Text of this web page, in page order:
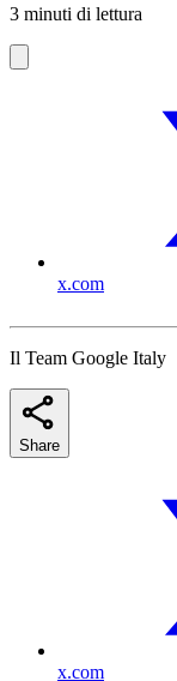
3 minuti di lettura
x.com
Il Team Google Italy
Share
x.com